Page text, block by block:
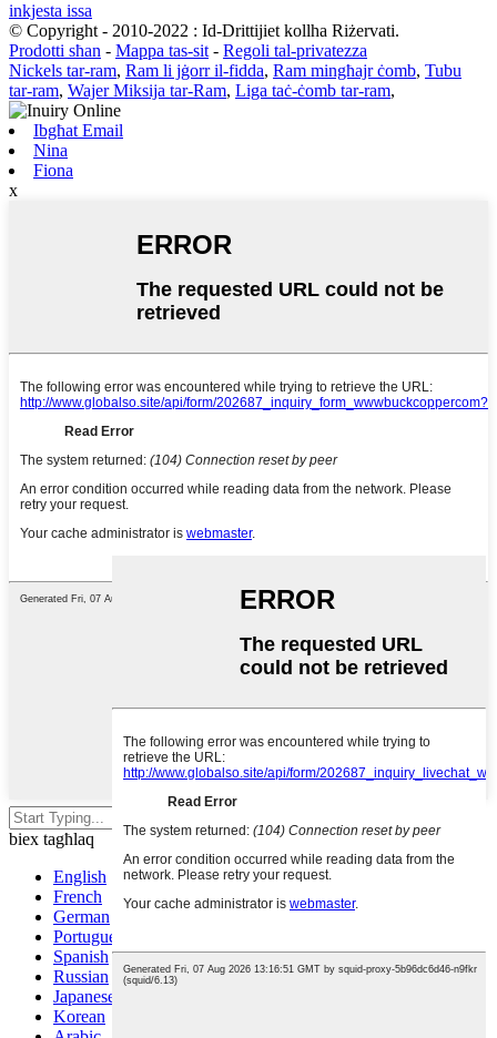
inkjesta issa
© Copyright - 2010-2022 : Id-Drittijiet kollha Riżervati.
Prodotti sħan - Mappa tas-sit - Regoli tal-privatezza
Nickels tar-ram, Ram li jġorr il-fidda, Ram mingħajr ċomb, Tubu
tar-ram, Wajer Miksija tar-Ram, Liga taċ-ċomb tar-ram,
Ibgħat Email
Nina
Fiona
x
biex tagħlaq
English
French
German
Portuguese
Spanish
Russian
Japanese
Korean